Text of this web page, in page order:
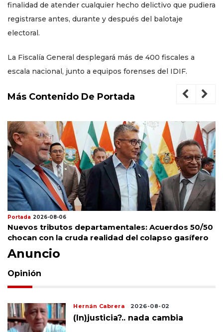
finalidad de atender cualquier hecho delictivo que pudiera
registrarse antes, durante y después del balotaje
electoral.
La Fiscalía General desplegará más de 400 fiscales a
escala nacional, junto a equipos forenses del IDIF.
Más Contenido De Portada
Portada 2026-08-06
Nuevos tributos departamentales: Acuerdos 50/50
chocan con la cruda realidad del colapso gasífero
Anuncio
Opinión
Hernán Cabrera 2026-08-02
(In)justicia?.. nada cambia